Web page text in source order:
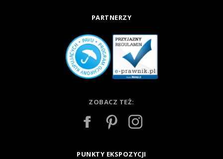
PARTNERZY
ZOBACZ TEŻ:
PUNKTY EKSPOZYCJI